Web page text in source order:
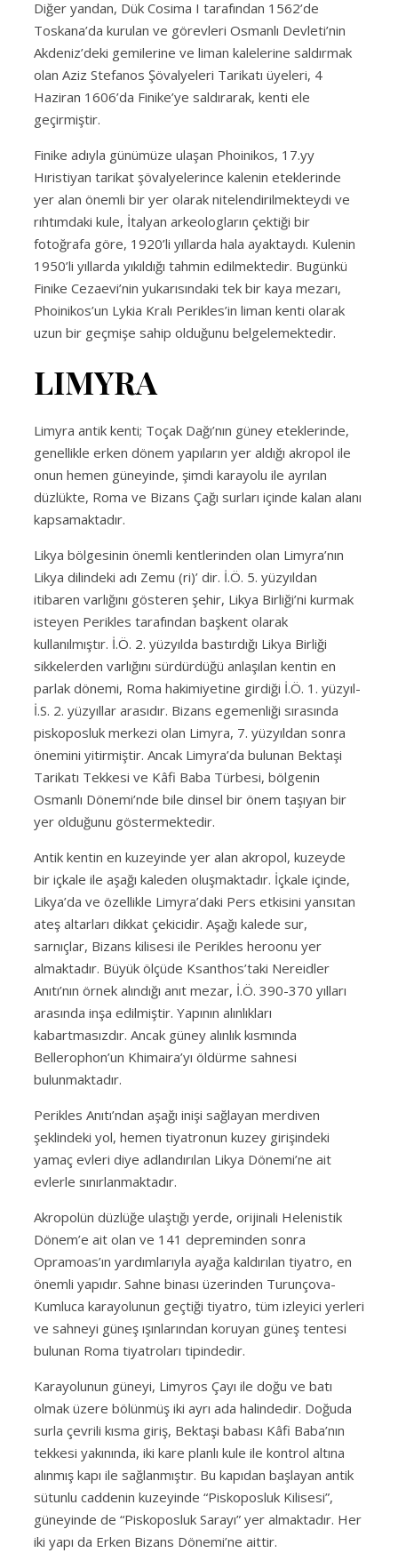
Diğer yandan, Dük Cosima I tarafından 1562’de
Toskana’da kurulan ve görevleri Osmanlı Devleti’nin
Akdeniz’deki gemilerine ve liman kalelerine saldırmak
olan Aziz Stefanos Şövalyeleri Tarikatı üyeleri, 4
Haziran 1606’da Finike’ye saldırarak, kenti ele
geçirmiştir.
Finike adıyla günümüze ulaşan Phoinikos, 17.yy
Hıristiyan tarikat şövalyelerince kalenin eteklerinde
yer alan önemli bir yer olarak nitelendirilmekteydi ve
rıhtımdaki kule, İtalyan arkeologların çektiği bir
fotoğrafa göre, 1920’li yıllarda hala ayaktaydı. Kulenin
1950’li yıllarda yıkıldığı tahmin edilmektedir. Bugünkü
Finike Cezaevi’nin yukarısındaki tek bir kaya mezarı,
Phoinikos’un Lykia Kralı Perikles’in liman kenti olarak
uzun bir geçmişe sahip olduğunu belgelemektedir.
LIMYRA
Limyra antik kenti; Toçak Dağı’nın güney eteklerinde,
genellikle erken dönem yapıların yer aldığı akropol ile
onun hemen güneyinde, şimdi karayolu ile ayrılan
düzlükte, Roma ve Bizans Çağı surları içinde kalan alanı
kapsamaktadır.
Likya bölgesinin önemli kentlerinden olan Limyra’nın
Likya dilindeki adı Zemu (ri)’ dir. İ.Ö. 5. yüzyıldan
itibaren varlığını gösteren şehir, Likya Birliği’ni kurmak
isteyen Perikles tarafından başkent olarak
kullanılmıştır. İ.Ö. 2. yüzyılda bastırdığı Likya Birliği
sikkelerden varlığını sürdürdüğü anlaşılan kentin en
parlak dönemi, Roma hakimiyetine girdiği İ.Ö. 1. yüzyıl-
İ.S. 2. yüzyıllar arasıdır. Bizans egemenliği sırasında
piskoposluk merkezi olan Limyra, 7. yüzyıldan sonra
önemini yitirmiştir. Ancak Limyra’da bulunan Bektaşi
Tarikatı Tekkesi ve Kâfi Baba Türbesi, bölgenin
Osmanlı Dönemi’nde bile dinsel bir önem taşıyan bir
yer olduğunu göstermektedir.
Antik kentin en kuzeyinde yer alan akropol, kuzeyde
bir içkale ile aşağı kaleden oluşmaktadır. İçkale içinde,
Likya’da ve özellikle Limyra’daki Pers etkisini yansıtan
ateş altarları dikkat çekicidir. Aşağı kalede sur,
sarnıçlar, Bizans kilisesi ile Perikles heroonu yer
almaktadır. Büyük ölçüde Ksanthos’taki Nereidler
Anıtı’nın örnek alındığı anıt mezar, İ.Ö. 390-370 yılları
arasında inşa edilmiştir. Yapının alınlıkları
kabartmasızdır. Ancak güney alınlık kısmında
Bellerophon’un Khimaira’yı öldürme sahnesi
bulunmaktadır.
Perikles Anıtı’ndan aşağı inişi sağlayan merdiven
şeklindeki yol, hemen tiyatronun kuzey girişindeki
yamaç evleri diye adlandırılan Likya Dönemi’ne ait
evlerle sınırlanmaktadır.
Akropolün düzlüğe ulaştığı yerde, orijinali Helenistik
Dönem’e ait olan ve 141 depreminden sonra
Opramoas’ın yardımlarıyla ayağa kaldırılan tiyatro, en
önemli yapıdır. Sahne binası üzerinden Turunçova-
Kumluca karayolunun geçtiği tiyatro, tüm izleyici yerleri
ve sahneyi güneş ışınlarından koruyan güneş tentesi
bulunan Roma tiyatroları tipindedir.
Karayolunun güneyi, Limyros Çayı ile doğu ve batı
olmak üzere bölünmüş iki ayrı ada halindedir. Doğuda
surla çevrili kısma giriş, Bektaşi babası Kâfi Baba’nın
tekkesi yakınında, iki kare planlı kule ile kontrol altına
alınmış kapı ile sağlanmıştır. Bu kapıdan başlayan antik
sütunlu caddenin kuzeyinde “Piskoposluk Kilisesi”,
güneyinde de “Piskoposluk Sarayı” yer almaktadır. Her
iki yapı da Erken Bizans Dönemi’ne aittir.